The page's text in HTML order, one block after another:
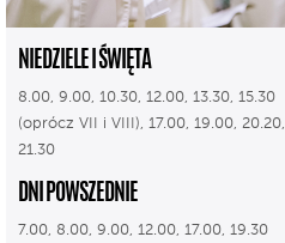
NIEDZIELE I ŚWIĘTA
8.00, 9.00, 10.30, 12.00, 13.30, 15.30
(oprócz VII i VIII), 17.00, 19.00, 20.20,
21.30
DNI POWSZEDNIE
7.00, 8.00, 9.00, 12.00, 17.00, 19.30